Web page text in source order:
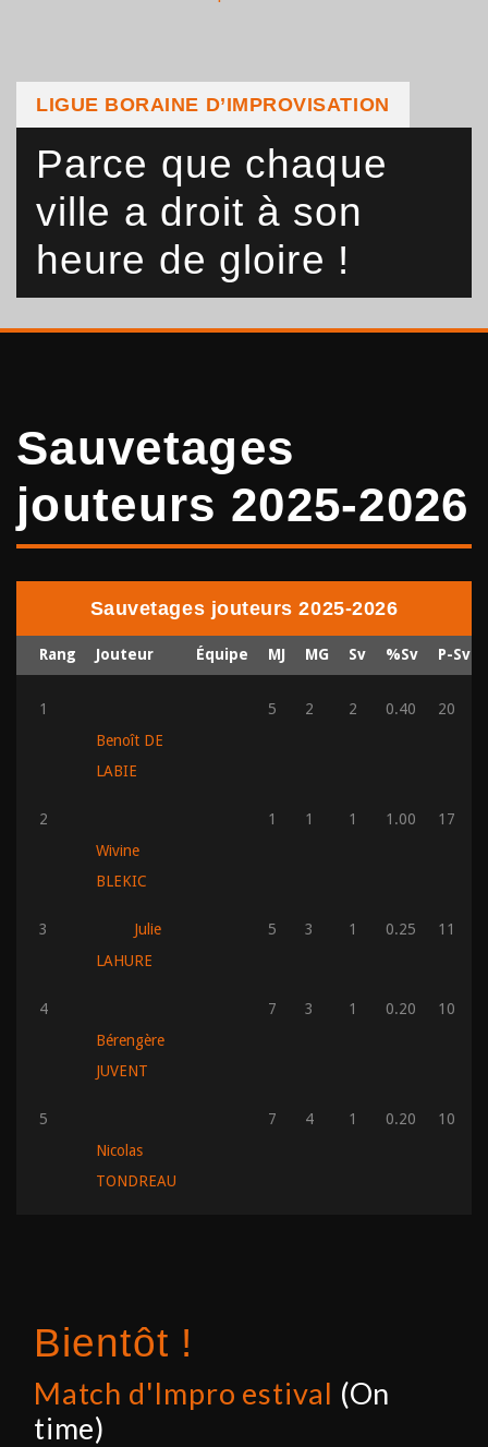
LIGUE BORAINE D’IMPROVISATION
Parce que chaque
ville a droit à son
heure de gloire !
Sauvetages
jouteurs 2025-2026
Sauvetages jouteurs 2025-2026
Rang Jouteur Équipe MJ MG Sv %Sv P-Sv
1
Benoît DE
LABIE
5 2 2 0.40 20
2
Wivine
BLEKIC
1 1 1 1.00 17
3
Julie
LAHURE
5 3 1 0.25 11
4
Bérengère
JUVENT
7 3 1 0.20 10
5
Nicolas
TONDREAU
7 4 1 0.20 10
Bientôt !
Match d'Impro estival (On
time)